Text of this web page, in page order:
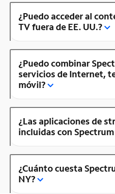
¿Puedo acceder al
TV fuera de EE. UU.?
¿Puedo combinar
servicios de Internet,
móvil?
¿Las aplicaciones de
incluidas con
¿Cuánto cuesta
NY?